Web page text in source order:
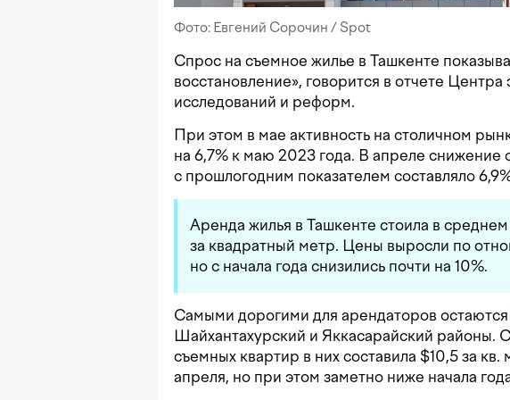
Фото: Евгений Сорочин / Spot
Спрос на съемное жилье в Ташкенте
восстановление», говорится в отчете
исследований и реформ.
При этом в мае активность на столичном
на 6,7% к маю 2023 года. В апреле снижение
с прошлогодним показателем составляло
Аренда жилья в Ташкенте стоила в
за квадратный метр. Цены выросли по
но с начала года снизились почти на 10%.
Самыми дорогими для арендаторов
Шайхантахурский и Яккасарайский районы.
съемных квартир в них составила $10,5 за
апреля, но при этом заметно ниже начала